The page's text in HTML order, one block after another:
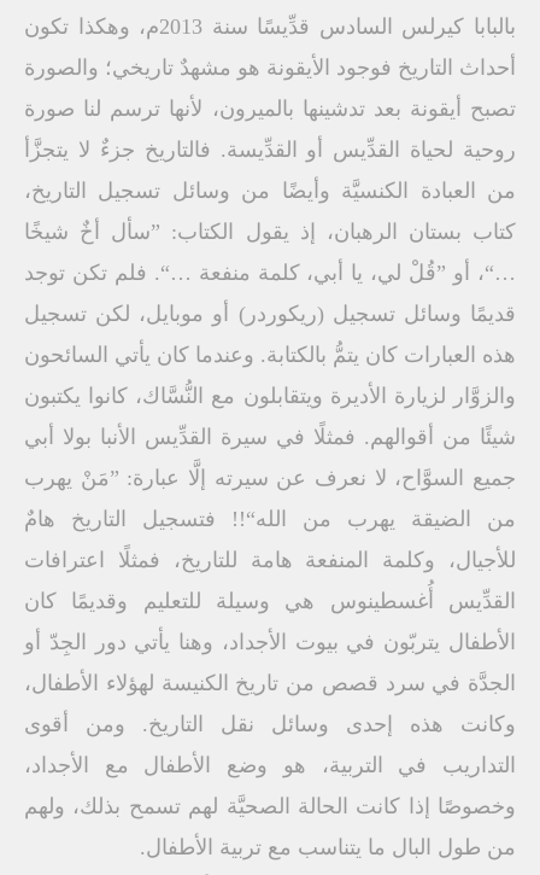
بالبابا كيرلس السادس قدِّيسًا سنة 2013م، وهكذا تكون
أحداث التاريخ فوجود الأيقونة هو مشهدٌ تاريخي؛ والصورة
تصبح أيقونة بعد تدشينها بالميرون، لأنها ترسم لنا صورة
روحية لحياة القدِّيس أو القدِّيسة. فالتاريخ جزءٌ لا يتجزَّأ
من العبادة الكنسيَّة وأيضًا من وسائل تسجيل التاريخ،
كتاب بستان الرهبان، إذ يقول الكتاب: ”سأل أخٌ شيخًا
…“، أو ”قُلْ لي، يا أبي، كلمة منفعة …“. فلم تكن توجد
قديمًا وسائل تسجيل (ريكوردر) أو موبايل، لكن تسجيل
هذه العبارات كان يتمُّ بالكتابة. وعندما كان يأتي السائحون
والزوَّار لزيارة الأديرة ويتقابلون مع النُّسَّاك، كانوا يكتبون
شيئًا من أقوالهم. فمثلًا في سيرة القدِّيس الأنبا بولا أبي
جميع السوَّاح، لا نعرف عن سيرته إلَّا عبارة: ”مَنْ يهرب
من الضيقة يهرب من الله“!! فتسجيل التاريخ هامٌ
للأجيال، وكلمة المنفعة هامة للتاريخ، فمثلًا اعترافات
القدِّيس أُغسطينوس هي وسيلة للتعليم وقديمًا كان
الأطفال يتربّون في بيوت الأجداد، وهنا يأتي دور الجِدّ أو
الجدَّة في سرد قصص من تاريخ الكنيسة لهؤلاء الأطفال،
وكانت هذه إحدى وسائل نقل التاريخ. ومن أقوى
التداريب في التربية، هو وضع الأطفال مع الأجداد،
وخصوصًا إذا كانت الحالة الصحيَّة لهم تسمح بذلك، ولهم
من طول البال ما يتناسب مع تربية الأطفال.